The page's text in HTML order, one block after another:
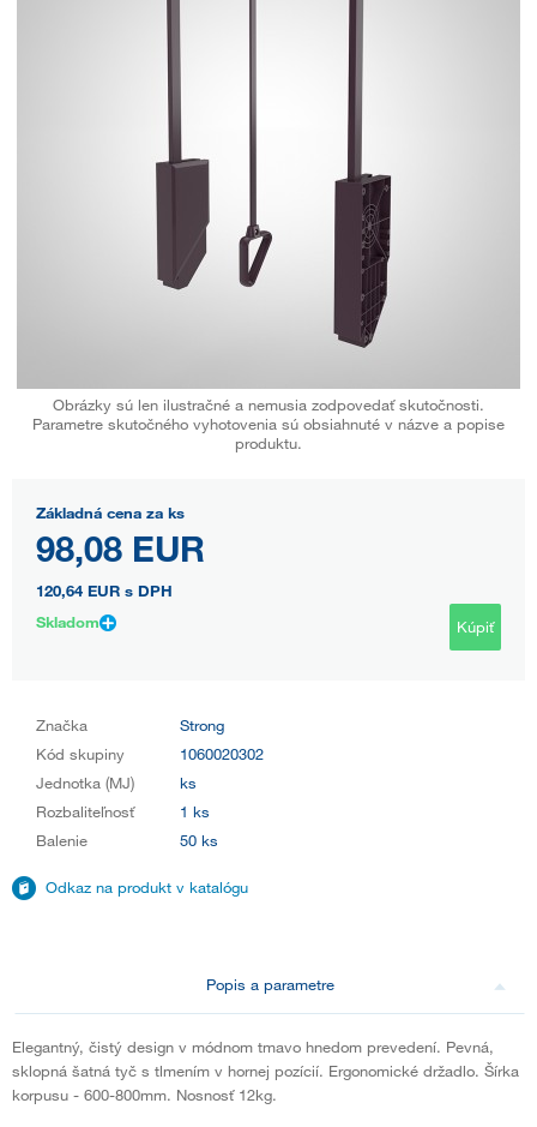
Obrázky sú len ilustračné a nemusia zodpovedať skutočnosti.
Parametre skutočného vyhotovenia sú obsiahnuté v názve a popise
produktu.
Základná cena za ks
98,08 EUR
120,64 EUR s DPH
Skladom
Kúpiť
Značka
Strong
Kód skupiny
1060020302
Jednotka (MJ)
ks
Rozbaliteľnosť
1 ks
Balenie
50 ks
Odkaz na produkt v katalógu
Popis a parametre
Elegantný, čistý design v módnom tmavo hnedom prevedení. Pevná,
sklopná šatná tyč s tlmením v hornej pozícií. Ergonomické držadlo. Šírka
korpusu - 600-800mm. Nosnosť 12kg.